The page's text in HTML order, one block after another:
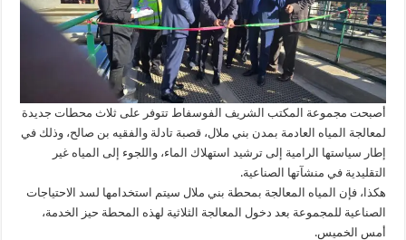
أصبحت مجموعة المكتب الشريف الفوسفاط تتوفر على ثلاث محطات جديدة
لمعالجة المياه العادمة بمدن بني ملال، قصبة تادلة والفقيه بن صالح، وذلك في
إطار سياستها الرامية إلى ترشيد استهلاك الماء، واللجوء إلى المياه غير
التقليدية في منشآتها الصناعية.
هكذا، فإن المياه المعالجة بمحطة بني ملال سيتم استخدامها لسد الاحتياجات
الصناعية للمجموعة بعد دخول المعالجة الثلاثية لهذه المحطة حيز الخدمة،
أمس الخميس.